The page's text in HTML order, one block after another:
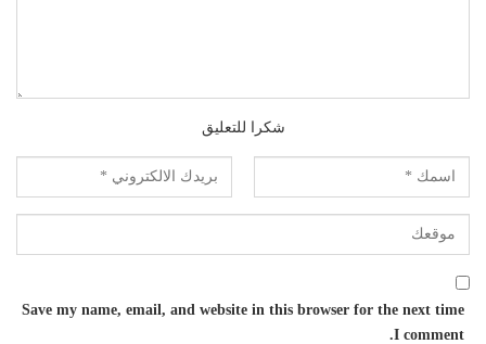
شكرا للتعليق
Save my name, email, and website in this browser for the next time
I comment.